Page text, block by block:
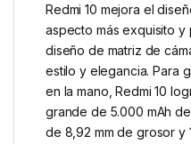
Redmi 10 mejora el
aspecto más exquisito y
diseño de matriz de
estilo y elegancia. Para
en la mano, Redmi 10
grande de 5.000 mAh
de 8,92 mm de grosor y